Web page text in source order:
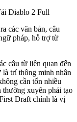
Diablo 2 Full
các văn bản, câu
pháp, hỗ trợ từ
câu từ liên quan đến
trí thông minh nhân
cần tốn nhiều
thường xuyên phải tạo
Draft chính là vị